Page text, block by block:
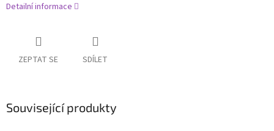
Detailní informace
ZEPTAT SE SDÍLET
Související produkty